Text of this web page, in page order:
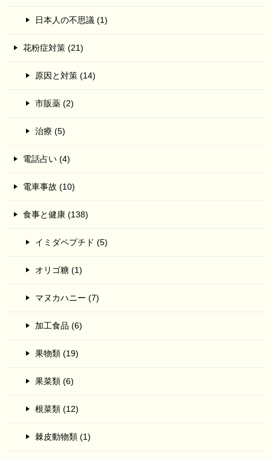
日本人の不思議 (1)
花粉症対策 (21)
原因と対策 (14)
市販薬 (2)
治療 (5)
電話占い (4)
電車事故 (10)
食事と健康 (138)
イミダペプチド (5)
オリゴ糖 (1)
マヌカハニー (7)
加工食品 (6)
果物類 (19)
果菜類 (6)
根菜類 (12)
棘皮動物類 (1)